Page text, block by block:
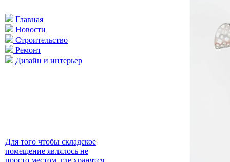
Главная
Новости
Строительство
Ремонт
Дизайн и интерьер
Для того чтобы складское
помещение являлось не
просто местом, где хранятся